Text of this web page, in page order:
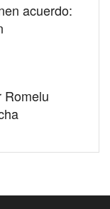
acuerdo:
Romelu